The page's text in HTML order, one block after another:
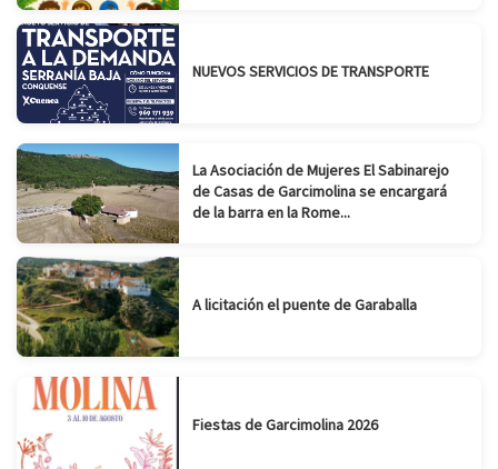
NUEVOS SERVICIOS DE TRANSPORTE
La Asociación de Mujeres El Sabinarejo
de Casas de Garcimolina se encargará
de la barra en la Rome...
A licitación el puente de Garaballa
Fiestas de Garcimolina 2026